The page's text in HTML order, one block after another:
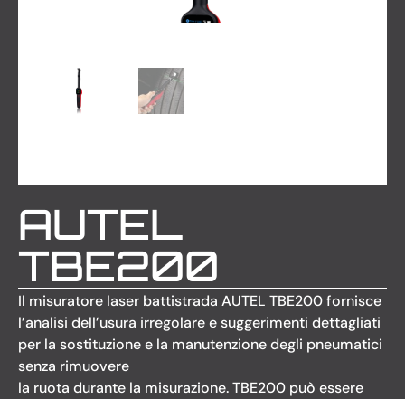
AUTEL
TBE200
Il misuratore laser battistrada AUTEL TBE200 fornisce
l’analisi dell’usura irregolare e suggerimenti dettagliati
per la sostituzione e la manutenzione degli pneumatici
senza rimuovere
la ruota durante la misurazione. TBE200 può essere